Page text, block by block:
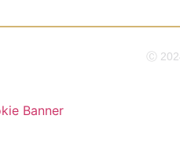
Ⓒ
Banner